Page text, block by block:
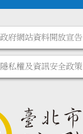
政府網站資料開放宣告
隱私權及資訊安全政策